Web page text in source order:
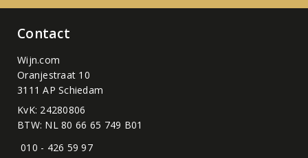
Contact
Wijn.com
Oranjestraat 10
3111 AP Schiedam
KvK: 24280806
BTW: NL 80 66 65 749 B01
010 - 426 59 97